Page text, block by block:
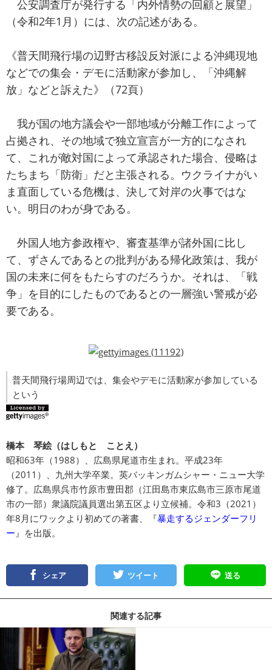
公安調査庁が発行する「内外情勢の回顧と展望」
（令和2年1月）には、次の記述がある。
《普天間飛行場の辺野古移設反対派による沖縄現地
などでの集会・デモに活動家が参加し、「沖縄解
放」などと訴えた》（72頁）
我が国の地方議会や一部地域が分離工作によって
占拠され、その地域で独立宣言が一方的になされ
て、これが敵対国によって承認された場合、侵略は
たちまち「防衛」だと主張される。ウクライナがい
ま直面している危機は、決して対岸の火事ではな
い。明日のわが身である。
外国人地方参政権や、審査基準が諸外国に比し
て、ずさんであるとの批判がある帰化政策は、我が
国の未来に何をもたらすのだろうか。それは、「戦
争」を目的にしたものであるとの一層強い警戒が必
要である。
普天間飛行場周辺では、集会やデモに活動家が参加している
という
橋本 琴絵（はしもと ことえ）
昭和63年（1988）、広島県尾道市生まれ。平成23年
（2011）、九州大学卒業。英バッキンガムシャー・ニュー大学
修了。広島県呉市竹原市豊田郡（江田島市東広島市三原市尾道
市の一部）衆議院議員選出第五区より立候補。令和3（2021）
年8月にワックより初めての著書、『暴走するジェンダーフリ
ー』を出版。
シェア ツイート 送る
関連する記事
記事を読む